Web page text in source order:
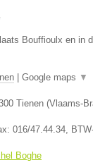
Bouffioulx en in
| Google maps ▼
Tienen (Vlaams-
016/47.44.34 ,
Boghe